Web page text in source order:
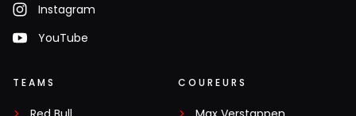
Instagram
YouTube
TEAMS COUREURS